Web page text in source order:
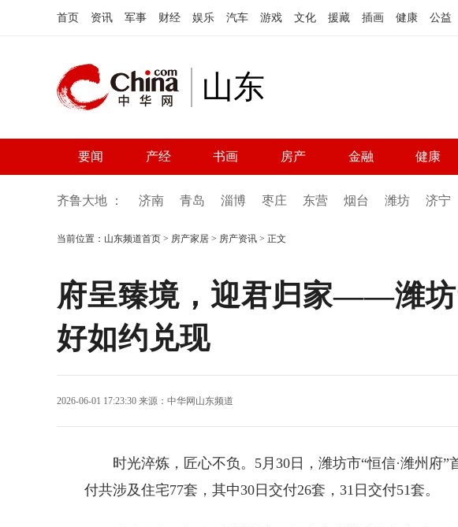
首页 资讯 军事 财经 娱乐 汽车 游戏 文化 援藏 插画 健康 公益
山东
要闻 产经 书画 房产 金融 健康
齐鲁大地 ： 济南 青岛 淄博 枣庄 东营 烟台 潍坊 济宁
当前位置： 山东频道首页 > 房产家居 > 房产资讯 > 正文
府呈臻境，迎君归家——潍坊
好如约兑现
2026-06-01 17:23:30 来源： 中华网山东频道
时光淬炼，匠心不负。5月30日， 潍坊市“恒信·潍州府
付共涉及住宅77套，其中30日交付26套，31日交付51套。